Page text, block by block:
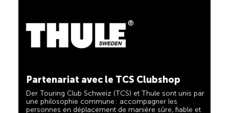
une philosophie commune : accompagner les
personnes en déplacement de manière sûre, fiable et
sécurité, la responsabilité et la praticité, en plaçant les
besoins des voyageurs et des familles actives au
centre de leurs priorités.
Découvrez maintenant
TCS, et recevez automatiquement 5 % de cashback.
La TCS Member Mastercard est à la fois carte de
membre, carte de paiement et carte d’épargne, et
reste gratuite à vie pour les membres du TCS.
à mes côtés » et vous être d'une aide fiable et utile
lorsque vous êtes en déplacement. Vous reconnaîtrez
label « Always by my side ».
Découvrez maintenant